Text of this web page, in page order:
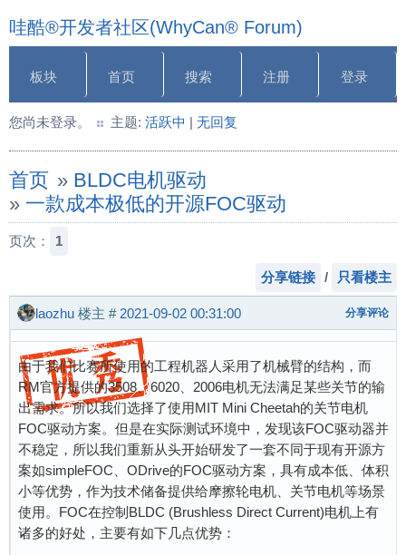
哇酷®开发者社区(WhyCan® Forum)
板块 首页 搜索 注册 登录
您尚未登录。 主题: 活跃中 | 无回复
首页 » BLDC电机驱动
» 一款成本极低的开源FOC驱动
页次： 1
分享链接 / 只看楼主
laozhu 楼主 # 2021-09-02 00:31:00 分享评论
由于我们比赛所使用的工程机器人采用了机械臂的结构，而
RM官方提供的3508、6020、2006电机无法满足某些关节的输
出需求。所以我们选择了使用MIT Mini Cheetah的关节电机
FOC驱动方案。但是在实际测试环境中，发现该FOC驱动器并
不稳定，所以我们重新从头开始研发了一套不同于现有开源方
案如simpleFOC、ODrive的FOC驱动方案，具有成本低、体积
小等优势，作为技术储备提供给摩擦轮电机、关节电机等场景
使用。FOC在控制BLDC (Brushless Direct Current)电机上有
诸多的好处，主要有如下几点优势：